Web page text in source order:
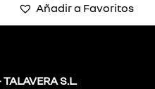
Añadir a Favoritos
S.L.